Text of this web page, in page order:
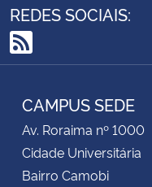
Controladoria-Geral da União
Secretaria-Geral
Secretaria de Governo
REDES SOCIAIS:
RSS
CAMPUS SEDE
Av. Roraima nº 1000
Cidade Universitária
Bairro Camobi